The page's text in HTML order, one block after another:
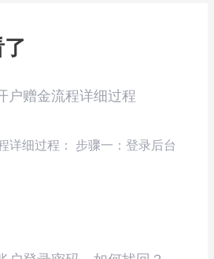
户赠金流程详细过程
详细过程： 步骤一：登录后台